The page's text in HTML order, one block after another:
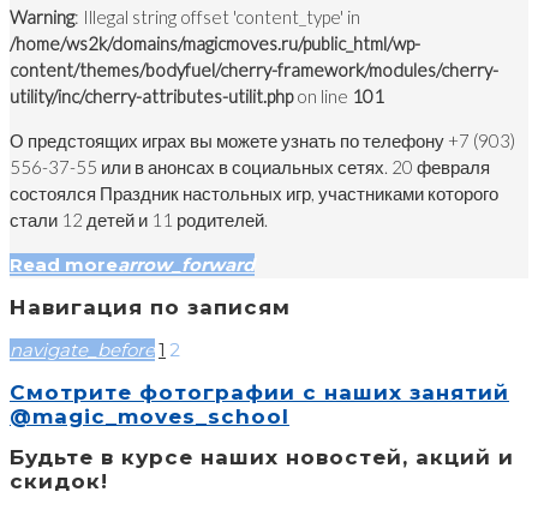
Warning: Illegal string offset 'content_type' in
/home/ws2k/domains/magicmoves.ru/public_html/wp-
content/themes/bodyfuel/cherry-framework/modules/cherry-
utility/inc/cherry-attributes-utilit.phpon line 101
О предстоящих играх вы можете узнать по телефону +7 (903)
556-37-55 или в анонсах в социальных сетях. 20 февраля
состоялся Праздник настольных игр, участниками которого
стали 12 детей и 11 родителей.
Read morearrow_forward
Навигация по записям
navigate_before1 2
Смотрите фотографии с наших занятий
@magic_moves_school
Будьте в курсе наших новостей, акций и
скидок!